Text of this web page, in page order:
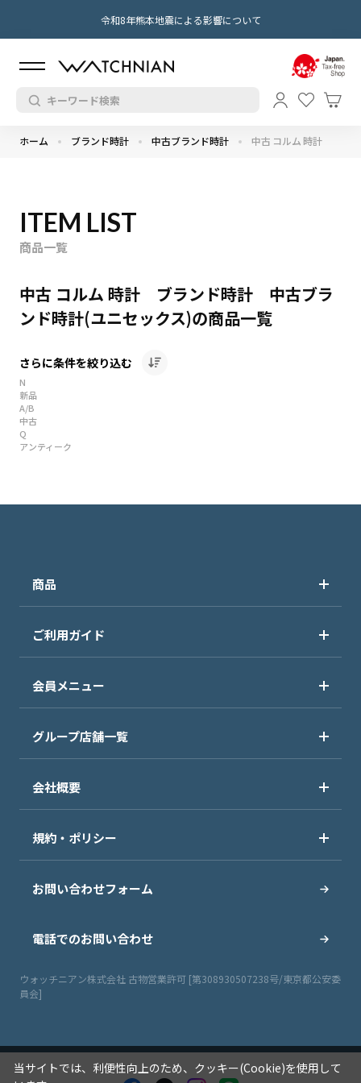
令和8年熊本地震による影響について
ホーム ブランド時計 中古ブランド時計 中古 コルム 時計
ITEM LIST
商品一覧
中古 コルム 時計 ブランド時計 中古ブラ
ンド時計(ユニセックス)の商品一覧
さらに条件を絞り込む
N
新品
A/B
中古
Q
アンティーク
商品
ご利用ガイド
会員メニュー
グループ店舗一覧
会社概要
規約・ポリシー
お問い合わせフォーム
電話でのお問い合わせ
ウォッチニアン株式会社 古物営業許可 [第308930507238号/東京都公安委
員会]
当サイトでは、利便性向上のため、クッキー(Cookie)を使用して